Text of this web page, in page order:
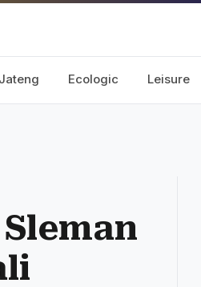
Jateng Ecologic Leisure